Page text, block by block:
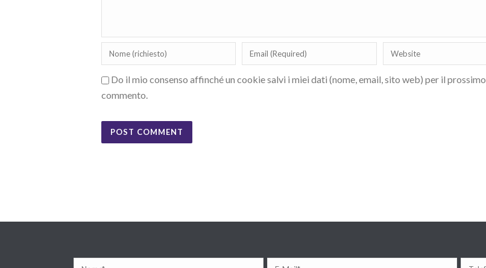
Do il mio consenso affinché un cookie salvi i miei dati (nome, email, sito web) per il prossimo
commento.